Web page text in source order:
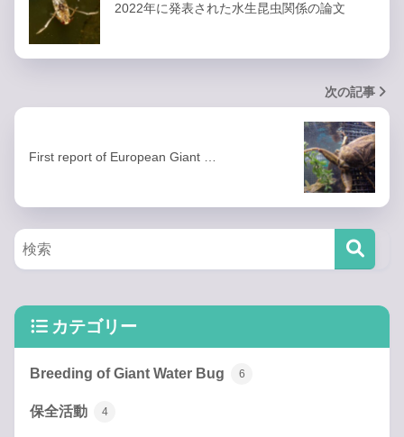
2022年に発表された水生昆虫関係の論文
次の記事
First report of European Giant …
カテゴリー
Breeding of Giant Water Bug 6
保全活動 4